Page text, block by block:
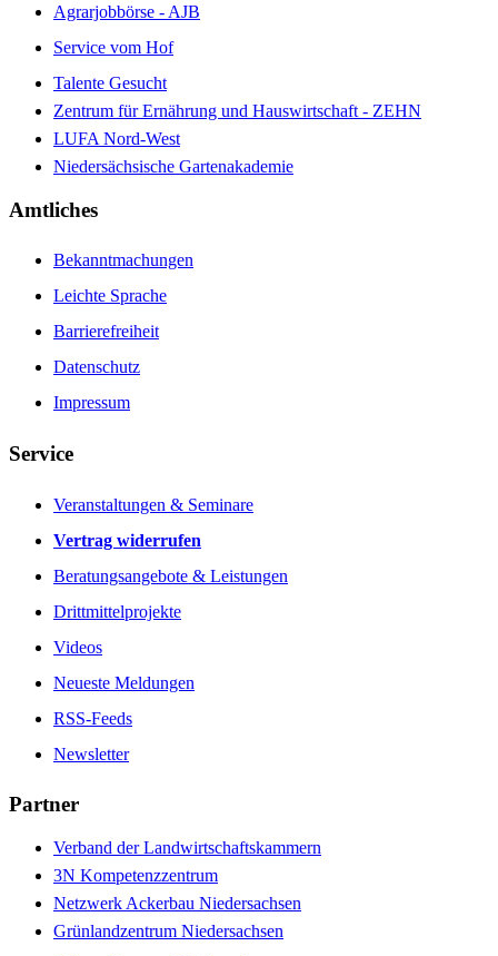
Agrarjobbörse - AJB
Service vom Hof
Talente Gesucht
Zentrum für Ernährung und Hauswirtschaft - ZEHN
LUFA Nord-West
Niedersächsische Gartenakademie
Amtliches
Bekanntmachungen
Leichte Sprache
Barrierefreiheit
Datenschutz
Impressum
Service
Veranstaltungen & Seminare
Vertrag widerrufen
Beratungsangebote & Leistungen
Drittmittelprojekte
Videos
Neueste Meldungen
RSS-Feeds
Newsletter
Partner
Verband der Landwirtschaftskammern
3N Kompetenzzentrum
Netzwerk Ackerbau Niedersachsen
Grünlandzentrum Niedersachsen